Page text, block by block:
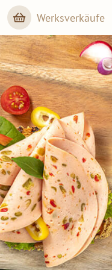
Werksverkäufe